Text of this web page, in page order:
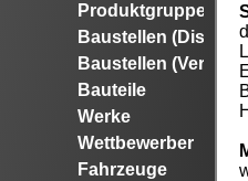
Produktgruppen
Baustellen
Baustellen (Verkauf)
Bauteile
Werke
Wettbewerber
Fahrzeuge